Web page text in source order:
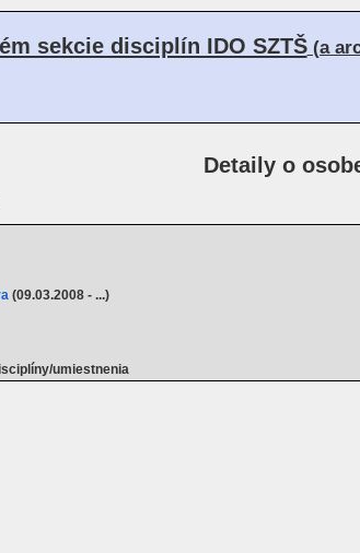
sekcie disciplín IDO SZTŠ(a
Detaily o
(09.03.2008 - ...)
umiestnenia